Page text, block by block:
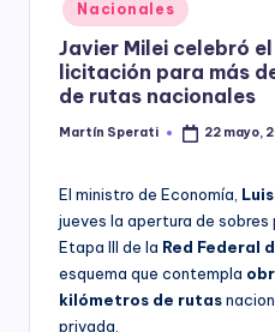
y
in
Nacionales
Javier Milei celebró
licitación para más
de rutas nacionales
Posted
Martín Sperati 22 mayo,
El ministro de Economía,
jueves la apertura de
Etapa III de la Red Federal
esquema que contempla
kilómetros de rutas
privada.